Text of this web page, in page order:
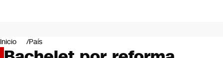
Negocios
Deportes
Inicio País